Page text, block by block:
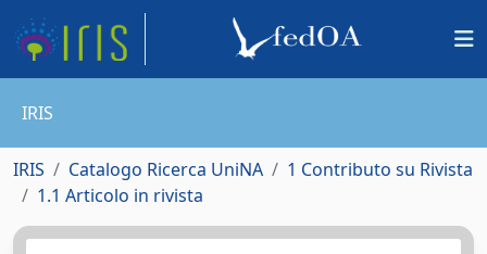
IRIS
IRIS Catalogo Ricerca UniNA
1 Contributo su Rivista
1.1 Articolo in rivista